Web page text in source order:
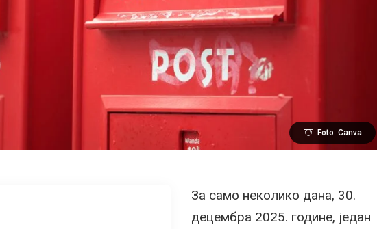
Foto: Canva
За само неколико дана, 30.
децембра 2025. године, један